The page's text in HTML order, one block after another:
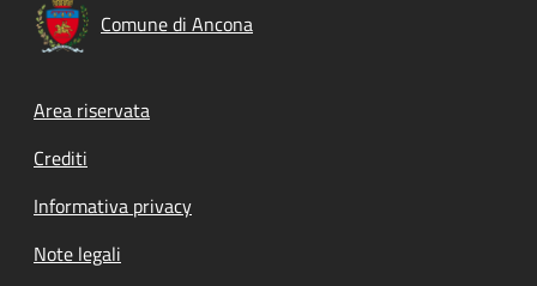
Comune di Ancona
Footer menu
Area riservata
Crediti
Informativa privacy
Note legali